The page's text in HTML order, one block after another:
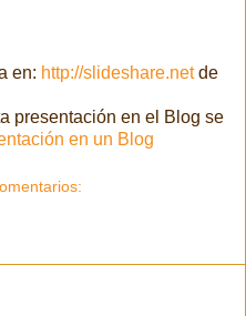
en: http://slideshare.netde
presentación en el Blog se
en un Blog